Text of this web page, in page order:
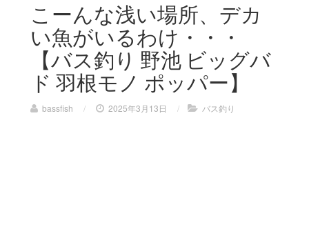
こーんな浅い場所、デカ
い魚がいるわけ・・・
【バス釣り 野池 ビッグバ
ド 羽根モノ ポッパー】
bassfish / 2025年3月13日 / バス釣り